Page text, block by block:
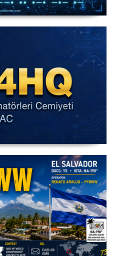
2026
Havada Olacak (Trac